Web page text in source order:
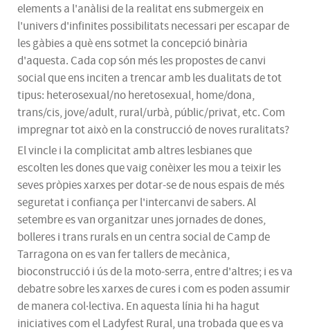
elements a l'anàlisi de la realitat ens submergeix en
l'univers d'infinites possibilitats necessari per escapar de
les gàbies a què ens sotmet la concepció binària
d'aquesta. Cada cop són més les propostes de canvi
social que ens inciten a trencar amb les dualitats de tot
tipus: heterosexual/noheretosexual, home/dona,
trans/cis, jove/adult, rural/urbà, públic/privat, etc. Com
impregnar tot això en la construcció de novesruralitats?
El vincle i la complicitat amb altres lesbianes que
escolten les dones que vaig conèixer les mou a teixir les
seves pròpies xarxes per dotar-se de nous espais de més
seguretat i confiança per l'intercanvi de sabers. Al
setembre es van organitzar unes jornades de dones,
bolleresitransrurals en un centra social de Camp de
Tarragona on es van fer tallers de mecànica,
bioconstrucció i ús de la moto-serra, entre d'altres; i es va
debatre sobre les xarxes de cures i com es poden assumir
de manera col·lectiva. En aquesta línia hi ha hagut
iniciatives com elLadyfestRural, una trobada que es va